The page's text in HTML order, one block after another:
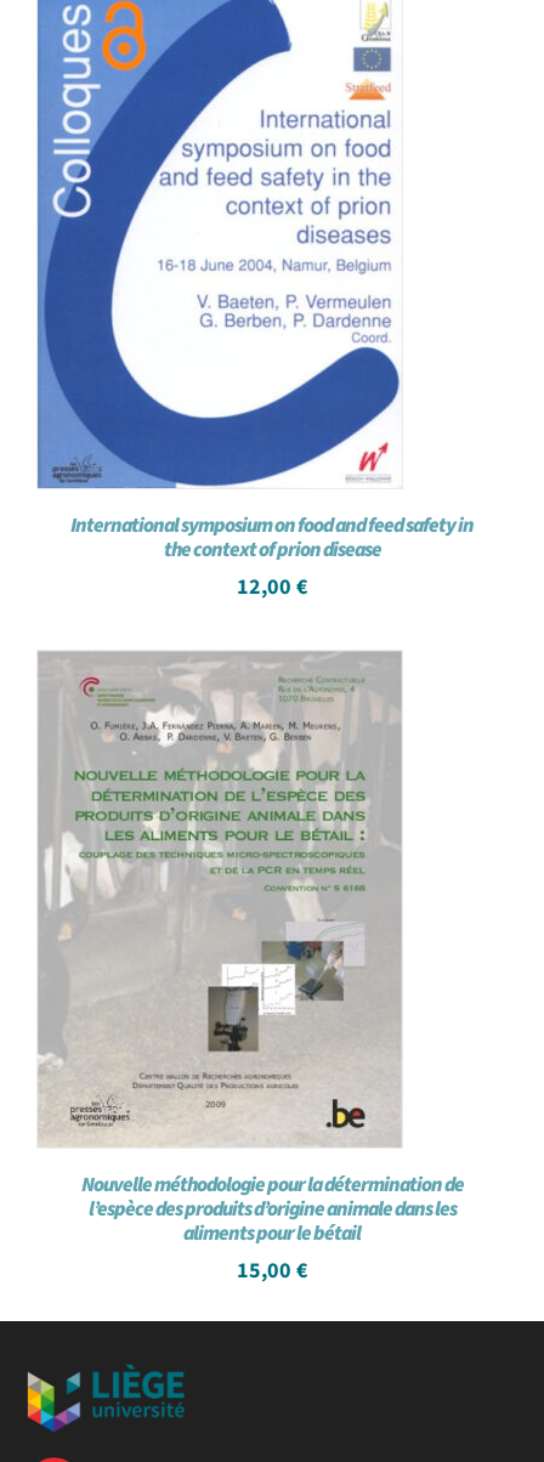
International symposium on food and feed safety in
the context of prion disease
12,00 €
Nouvelle méthodologie pour la détermination de
l’espèce des produits d’origine animale dans les
aliments pour le bétail
15,00 €